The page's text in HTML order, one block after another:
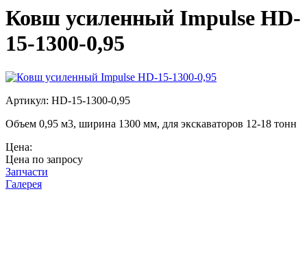
Ковш усиленный Impulse HD-
15-1300-0,95
Артикул: HD-15-1300-0,95
Объем 0,95 м3, ширина 1300 мм, для экскаваторов 12-18 тонн
Цена:
Цена по запросу
Запчасти
Галерея